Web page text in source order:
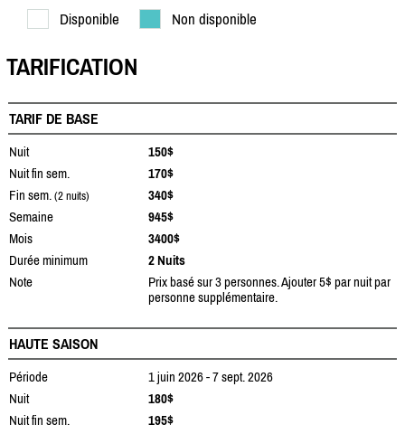
Disponible Non disponible
TARIFICATION
TARIF DE BASE
Nuit
150$
Nuit fin sem.
170$
Fin sem. (2 nuits)
340$
Semaine
945$
Mois
3400$
Durée minimum
2 Nuits
Note
Prix basé sur 3 personnes. Ajouter 5$ par nuit par
personne supplémentaire.
HAUTE SAISON
Période
1 juin 2026 - 7 sept. 2026
Nuit
180$
Nuit fin sem.
195$